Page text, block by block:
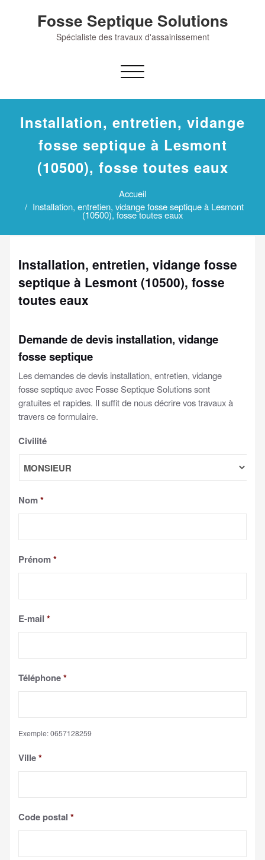
Fosse Septique Solutions
Spécialiste des travaux d'assainissement
Afficher/masquer
navigation
Installation, entretien, vidange
fosse septique à Lesmont
(10500), fosse toutes eaux
Accueil
Installation, entretien, vidange fosse septique à Lesmont
(10500), fosse toutes eaux
Installation, entretien, vidange fosse
septique à Lesmont (10500), fosse
toutes eaux
Demande de devis installation, vidange
fosse septique
Les demandes de devis installation, entretien, vidange
fosse septique avec Fosse Septique Solutions sont
gratuites et rapides. Il suffit de nous décrire vos travaux à
travers ce formulaire.
Civilité
Nom*
Prénom*
E-mail *
Téléphone*
Exemple: 0657128259
Ville*
Code postal *